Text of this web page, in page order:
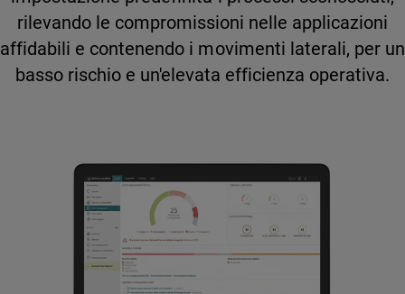
rilevando le compromissioni nelle applicazioni
affidabili e contenendo i movimenti laterali, per un
basso rischio e un'elevata efficienza operativa.